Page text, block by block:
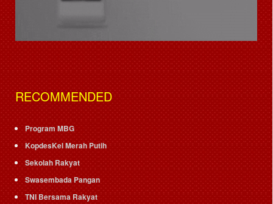
RECOMMENDED
Program MBG
KopdesKel Merah Putih
Sekolah Rakyat
Swasembada Pangan
TNI Bersama Rakyat